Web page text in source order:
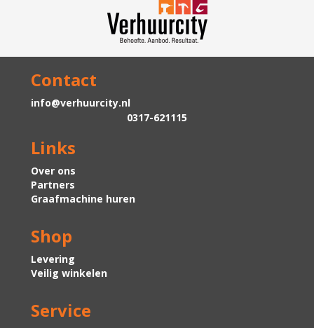
Contact
info@verhuurcity.nl
0317-621115
Links
Over ons
Partners
Graafmachine huren
Shop
Levering
Veilig winkelen
Service